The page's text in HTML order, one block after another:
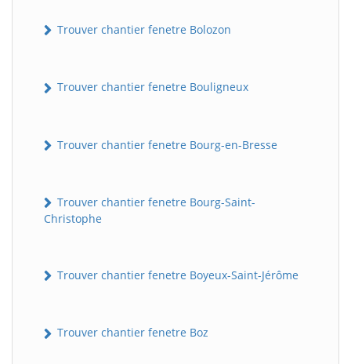
Trouver chantier fenetre Bolozon
Trouver chantier fenetre Bouligneux
Trouver chantier fenetre Bourg-en-Bresse
Trouver chantier fenetre Bourg-Saint-
Christophe
Trouver chantier fenetre Boyeux-Saint-Jérôme
Trouver chantier fenetre Boz